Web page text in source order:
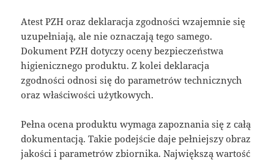
Atest PZH oraz deklaracja zgodności wzajemnie się
uzupełniają, ale nie oznaczają tego samego.
Dokument PZH dotyczy oceny bezpieczeństwa
higienicznego produktu. Z kolei deklaracja
zgodności odnosi się do parametrów technicznych
oraz właściwości użytkowych.
Pełna ocena produktu wymaga zapoznania się z całą
dokumentacją. Takie podejście daje pełniejszy obraz
jakości i parametrów zbiornika. Największą wartość